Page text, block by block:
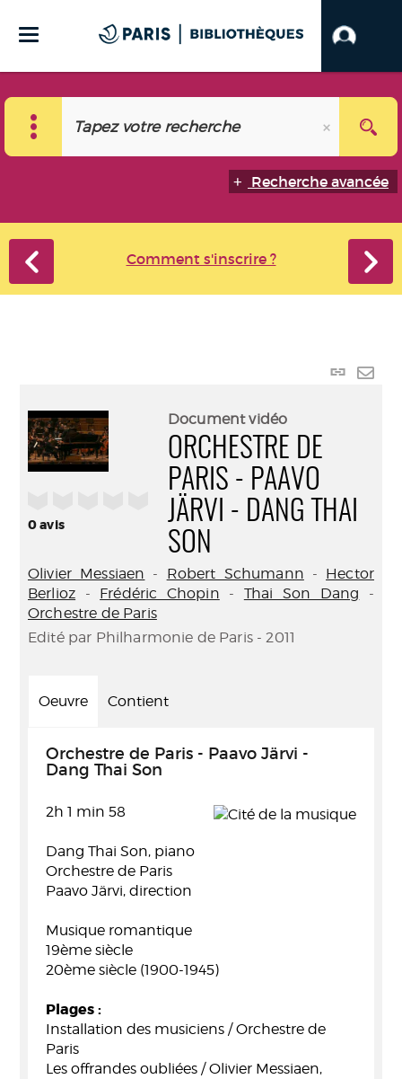
Recherche avancée
Comment s'inscrire ?
Lien
0avis
Document vidéo
ORCHESTRE DE
PARIS - PAAVO
JÄRVI - DANG THAI
SON
Olivier Messiaen - Robert Schumann - Hector
Berlioz - Frédéric Chopin - Thai Son Dang -
Orchestre de Paris
Edité par Philharmonie de Paris - 2011
Oeuvre Contient
Orchestre de Paris - Paavo Järvi -
Dang Thai Son
2h 1 min 58
Dang Thai Son, piano
Orchestre de Paris
Paavo Järvi, direction
Musique romantique
19ème siècle
20ème siècle (1900-1945)
Plages :
Installation des musiciens / Orchestre de
Paris
Les offrandes oubliées / Olivier Messiaen,